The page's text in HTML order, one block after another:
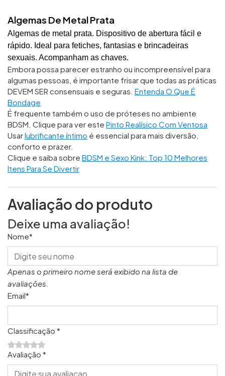
Algemas De Metal Prata
Algemas de metal prata. Dispositivo de abertura fácil e
rápido. Ideal para fetiches, fantasias e brincadeiras
sexuais. Acompanham as chaves.
Embora possa parecer estranho ou incompreensível para
algumas pessoas, é importante frisar que todas as práticas
DEVEM SER consensuais e seguras. Entenda O Que É
Bondage
É frequente também o uso de próteses no ambiente
BDSM. Clique para ver este Pinto Realísico Com Ventosa
Usarlubrificante íntimo é essencial para mais diversão,
conforto e prazer.
Clique e saiba sobre BDSM e Sexo Kink: Top 10 Melhores
Itens Para Se Divertir
Avaliação do produto
Deixe uma avaliação!
Nome*
Apenas o primeiro nome será exibido na lista de
avaliações.
Email*
Classificação *
Avaliação *